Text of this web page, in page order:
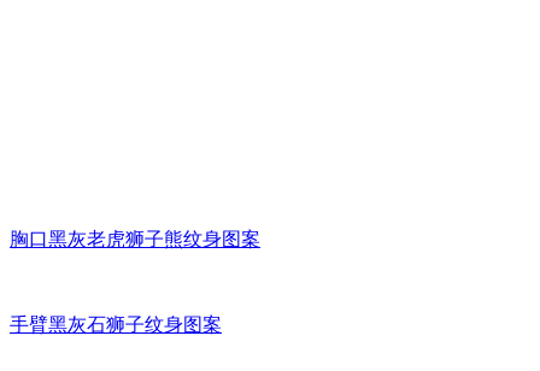
胸口黑灰老虎狮子熊纹身图案